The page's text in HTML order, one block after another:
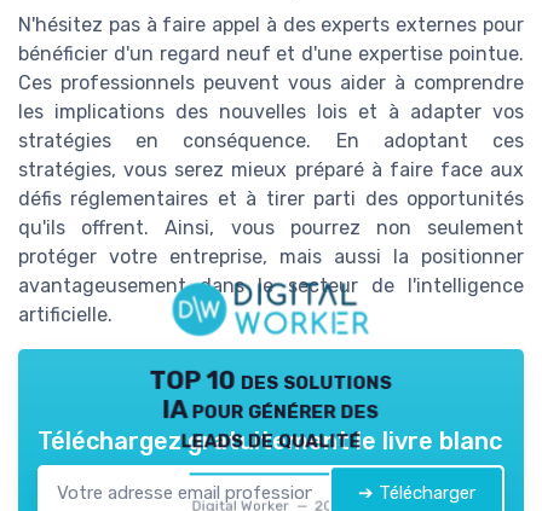
N'hésitez pas à faire appel à des experts externes pour
bénéficier d'un regard neuf et d'une expertise pointue.
Ces professionnels peuvent vous aider à comprendre
les implications des nouvelles lois et à adapter vos
stratégies en conséquence. En adoptant ces
stratégies, vous serez mieux préparé à faire face aux
défis réglementaires et à tirer parti des opportunités
qu'ils offrent. Ainsi, vous pourrez non seulement
protéger votre entreprise, mais aussi la positionner
avantageusement dans le secteur de l'intelligence
artificielle.
TOP 10 des solutions
IA pour générer des
leads de qualité
Digital Worker — 2026
Téléchargez gratuitement le livre blanc
➔ Télécharger